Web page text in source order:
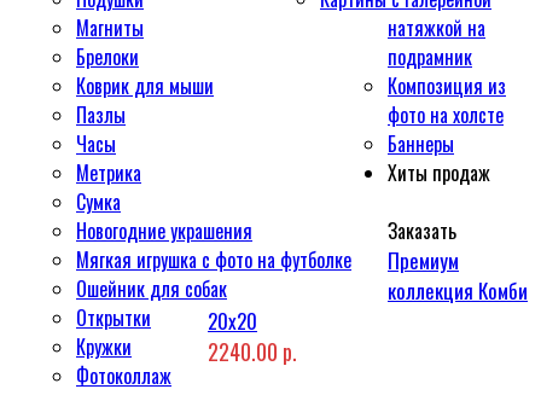
Магниты
Брелоки
Коврик для мыши
Пазлы
Часы
Метрика
Сумка
Новогодние украшения
Мягкая игрушка с фото на футболке
Ошейник для собак
Открытки
Кружки
Фотоколлаж
натяжкой на
подрамник
Композиция из
фото на холсте
Баннеры
Хиты продаж
Заказать
Премиум
коллекция Комби
20x20
2240.00 р.